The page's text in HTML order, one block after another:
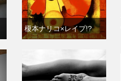
榎本ナリコ×レイプ!?